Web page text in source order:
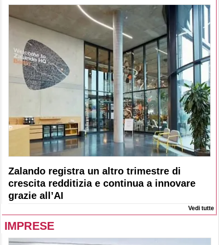
Zalando registra un altro trimestre di
crescita redditizia e continua a innovare
grazie all’AI
Vedi tutte
IMPRESE